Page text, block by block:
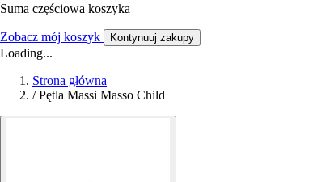
Suma częściowa koszyka
Zobacz mój koszyk Kontynuuj zakupy
Loading...
Strona główna
/ Pętla Massi Masso Child